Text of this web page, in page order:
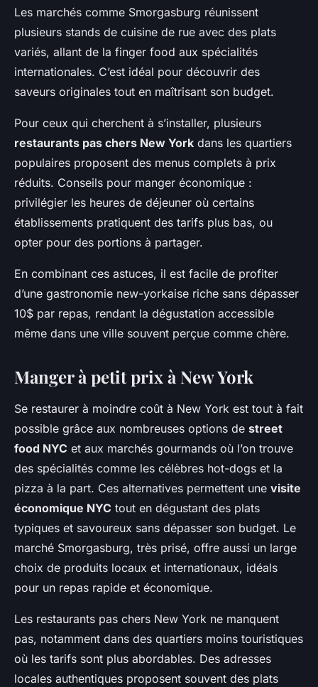
Les marchés comme Smorgasburg réunissent
plusieurs stands de cuisine de rue avec des plats
variés, allant de la finger food aux spécialités
internationales. C’est idéal pour découvrir des
saveurs originales tout en maîtrisant son budget.
Pour ceux qui cherchent à s’installer, plusieurs
restaurants pas chers New York dans les quartiers
populaires proposent des menus complets à prix
réduits. Conseils pour manger économique :
privilégier les heures de déjeuner où certains
établissements pratiquent des tarifs plus bas, ou
opter pour des portions à partager.
En combinant ces astuces, il est facile de profiter
d’une gastronomie new-yorkaise riche sans dépasser
10$ par repas, rendant la dégustation accessible
même dans une ville souvent perçue comme chère.
Manger à petit prix à New York
Se restaurer à moindre coût à New York est tout à fait
possible grâce aux nombreuses options de street
food NYC et aux marchés gourmands où l’on trouve
des spécialités comme les célèbres hot-dogs et la
pizza à la part. Ces alternatives permettent une visite
économique NYC tout en dégustant des plats
typiques et savoureux sans dépasser son budget. Le
marché Smorgasburg, très prisé, offre aussi un large
choix de produits locaux et internationaux, idéals
pour un repas rapide et économique.
Les restaurants pas chers New York ne manquent
pas, notamment dans des quartiers moins touristiques
où les tarifs sont plus abordables. Des adresses
locales authentiques proposent souvent des plats